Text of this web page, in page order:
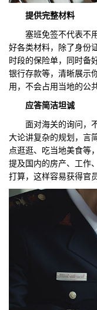
提供完整材料
塞班免签不代表不用
好各类材料，除了身份
时段的保险单，同时备
银行存款等，清晰展示
用，不会占用当地的公
应答简洁坦诚
面对海关的询问，不
大论讲复杂的规划，言
点逛逛、吃当地美食等
提及国内的房产、工作
打算，这样容易获得官